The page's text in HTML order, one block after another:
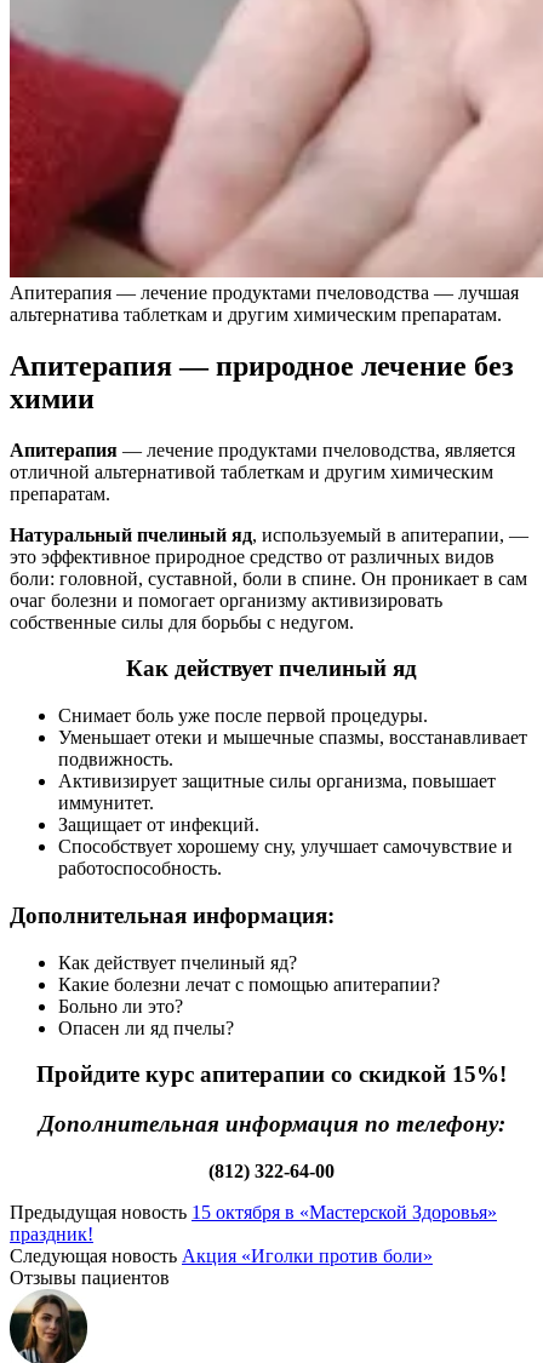
Апитерапия — лечение продуктами пчеловодства — лучшая
альтернатива таблеткам и другим химическим препаратам.
Апитерапия — природное лечение без
химии
Апитерапия — лечение продуктами пчеловодства, является
отличной альтернативой таблеткам и другим химическим
препаратам.
Натуральный пчелиный яд, используемый в апитерапии, —
это эффективное природное средство от различных видов
боли: головной, суставной, боли в спине. Он проникает в сам
очаг болезни и помогает организму активизировать
собственные силы для борьбы с недугом.
Как действует пчелиный яд
Снимает боль уже после первой процедуры.
Уменьшает отеки и мышечные спазмы, восстанавливает
подвижность.
Активизирует защитные силы организма, повышает
иммунитет.
Защищает от инфекций.
Способствует хорошему сну, улучшает самочувствие и
работоспособность.
Дополнительная информация:
Как действует пчелиный яд?
Какие болезни лечат с помощью апитерапии?
Больно ли это?
Опасен ли яд пчелы?
Пройдите курс апитерапии со скидкой 15%!
Дополнительная информация по телефону:
(812) 322-64-00
Предыдущая новость 15 октября в «Мастерской Здоровья»
праздник!
Следующая новость Акция «Иголки против боли»
Отзывы пациентов